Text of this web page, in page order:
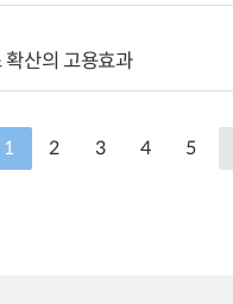
확산의 고용효과
1 2 3 4 5